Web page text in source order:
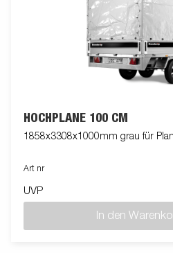
HOCHPLANE 100 CM
1858x3308x1000mm grau für
Art nr
UVP
In den